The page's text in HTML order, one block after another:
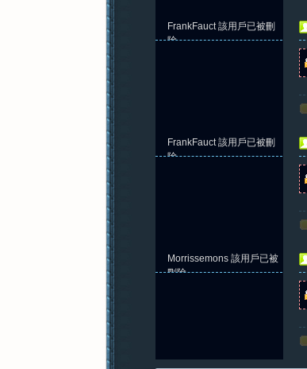
FrankFauct該用戶已被刪
除
FrankFauct該用戶已被刪
除
Morrissemons 該用戶已被
刪除